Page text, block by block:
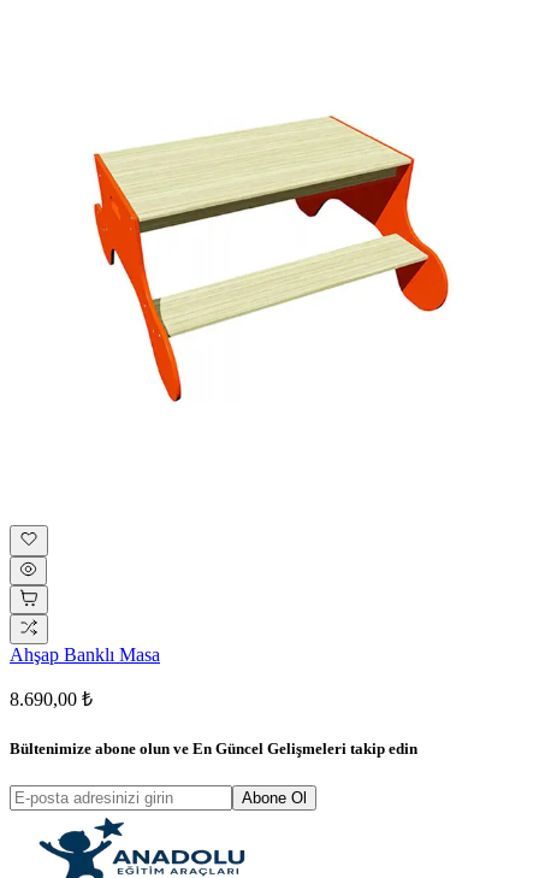
Ahşap Banklı Masa
8.690,00 ₺
Bültenimize abone olun ve En Güncel Gelişmeleri takip edin
Abone Ol